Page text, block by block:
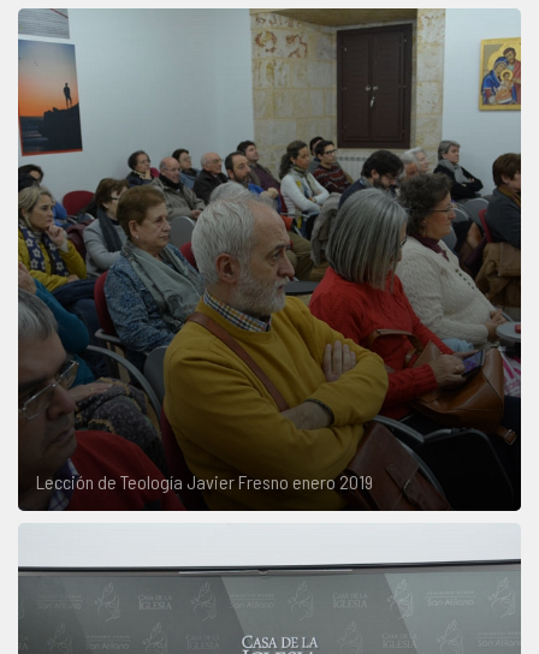
Lección de Teología Javier Fresno enero 2019